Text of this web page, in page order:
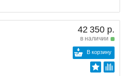
42 350 р.
в наличии
В корзину